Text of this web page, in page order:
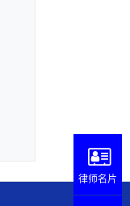
律师名片